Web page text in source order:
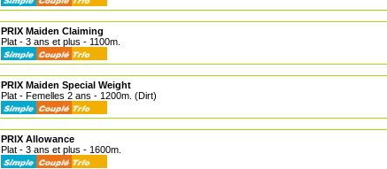
PRIX Maiden Claiming
Plat - 3 ans et plus - 1100m.
PRIX Maiden Special Weight
Plat - Femelles 2 ans - 1200m. (Dirt)
PRIX Allowance
Plat - 3 ans et plus - 1600m.